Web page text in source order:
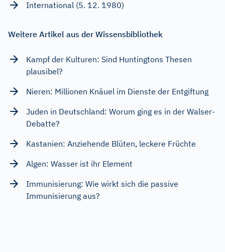
International (5. 12. 1980)
Weitere Artikel aus der Wissensbibliothek
Kampf der Kulturen: Sind Huntingtons Thesen
plausibel?
Nieren: Millionen Knäuel im Dienste der Entgiftung
Juden in Deutschland: Worum ging es in der Walser-
Debatte?
Kastanien: Anziehende Blüten, leckere Früchte
Algen: Wasser ist ihr Element
Immunisierung: Wie wirkt sich die passive
Immunisierung aus?